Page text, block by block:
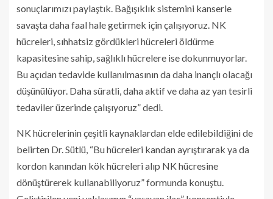
sonuçlarımızı paylaştık. Bağışıklık sistemini kanserle
savaşta daha faal hale getirmek için çalışıyoruz. NK
hücreleri, sıhhatsiz gördükleri hücreleri öldürme
kapasitesine sahip, sağlıklı hücrelere ise dokunmuyorlar.
Bu açıdan tedavide kullanılmasının da daha inançlı olacağı
düşünülüyor. Daha süratli, daha aktif ve daha az yan tesirli
tedaviler üzerinde çalışıyoruz” dedi.
NK hücrelerinin çeşitli kaynaklardan elde edilebildiğini de
belirten Dr. Sütlü, “Bu hücreleri kandan ayrıştırarak ya da
kordon kanından kök hücreleri alıp NK hücresine
dönüştürerek kullanabiliyoruz” formunda konuştu.